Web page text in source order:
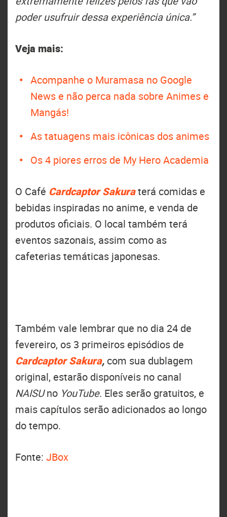
poder usufruir dessa experiência única.”
Veja mais:
Acompanhe o Muramasa no Google
News e não perca nada sobre Animes e
Mangás!
As tatuagens mais icônicas dos animes
Os 4 piores erros de My Hero Academia
O Café Cardcaptor Sakuraterá comidas e
bebidas inspiradas no anime, e venda de
produtos oficiais. O local também terá
eventos sazonais, assim como as
cafeterias temáticas japonesas.
Também vale lembrar que no dia 24 de
fevereiro, os 3 primeiros episódios de
Cardcaptor Sakura, com sua dublagem
original, estarão disponíveis no canal
NAISUno YouTube. Eles serão gratuitos, e
mais capítulos serão adicionados ao longo
do tempo.
Fonte: JBox